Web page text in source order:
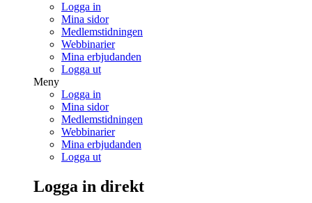
Logga in
Mina sidor
Medlemstidningen
Webbinarier
Mina erbjudanden
Logga ut
Meny
Logga in
Mina sidor
Medlemstidningen
Webbinarier
Mina erbjudanden
Logga ut
Logga in direkt